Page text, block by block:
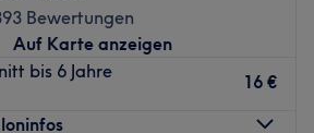
Bewertungen
Auf Karte anzeigen
bis 6 Jahre
16 €